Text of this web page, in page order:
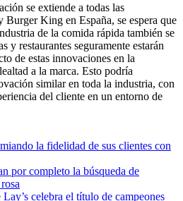
se extiende a todas las
King en España, se espera que
de la comida rápida también se
y restaurantes seguramente estarán
de estas innovaciones en la
a la marca. Esto podría
similar en toda la industria, con
del cliente en un entorno de
la fidelidad de sus clientes con
por completo la búsqueda de
celebra el título de campeones